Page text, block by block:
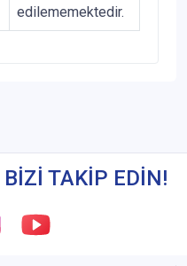
edilememektedir.
BİZİ TAKİP EDİN!